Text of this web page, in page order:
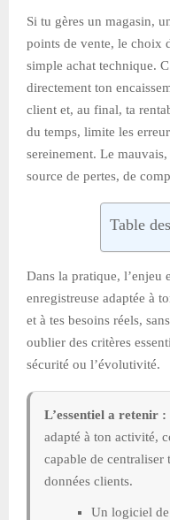
Si tu gères un magasin,
points de vente, le choix
simple achat technique.
directement ton
client et, au final, ta
du temps, limite les
sereinement. Le
source de pertes, de
Table
Dans la pratique, l’enjeu
enregistreuse adaptée à
et à tes besoins réels,
oublier des critères
sécurité ou l’évolutivité.
L’essentiel a retenir :
adapté à ton activité,
capable de centraliser
données clients.
Un logiciel de